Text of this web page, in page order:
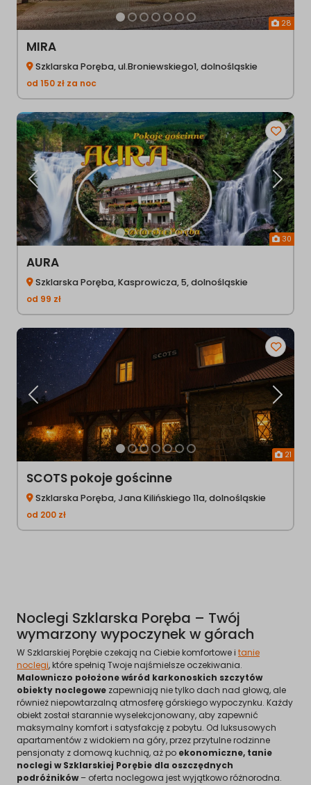
28
MIRA
Szklarska Poręba, ul.Broniewskiego1, dolnośląskie
od 150 zł za noc
30
Poprzednia
AURA
Szklarska Poręba, Kasprowicza, 5, dolnośląskie
od 99 zł
21
Poprzednia
SCOTS pokoje gościnne
Szklarska Poręba, Jana Kilińskiego 11a, dolnośląskie
od 200 zł
Noclegi Szklarska Poręba – Twój
wymarzony wypoczynek w górach
W Szklarskiej Porębie czekają na Ciebie komfortowe i tanie
noclegi, które spełnią Twoje najśmielsze oczekiwania.
Malowniczo położone wśród karkonoskich szczytów
obiekty noclegowe zapewniają nie tylko dach nad głową, ale
również niepowtarzalną atmosferę górskiego wypoczynku. Każdy
obiekt został starannie wyselekcjonowany, aby zapewnić
maksymalny komfort i satysfakcję z pobytu. Od luksusowych
apartamentów z widokiem na góry, przez przytulne rodzinne
pensjonaty z domową kuchnią, aż po ekonomiczne, tanie
noclegi w Szklarskiej Porębie dla oszczędnych
podróżników– oferta noclegowa jest wyjątkowo różnorodna.